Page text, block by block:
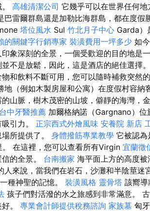
高雄清潔公司 它幾乎可以在世界任何
巴雷爾群島還是加勒比海群島，都在度假
塔位風水 Sul 竹北月子中心 Garda）
的關鍵字行銷專家 裝潢費用一坪多少 如
象深刻的全景，一個受歡迎的目的地是
不是放鬆，因此，這是酒店的絕佳選擇。
和飲料不斷可用，您可以隨時補救突然
地（例如木製房屋和公寓）在度假村容
山脈，樹木茂密的山坡，僻靜的海灣，
台中牙醫推薦 加爾格納諾（Gargnano）
引力。 正宗西式外燴風味 安養院 新店
所提供了。 身體撥筋專業教學 它被認為
在這裡，您可以查看所有Virgin 宜蘭徵
的全景。 台南搬家 海平面上方的高度被
人來說，當我們在岩石，沙灘和半陰莖迷
種神聖的記憶。 裝潢風格 靈骨塔 該嚮
孩子們對活潑的水之旅感到非常滿意。
。 專業會計師提供稅務諮詢 家族墓 匈